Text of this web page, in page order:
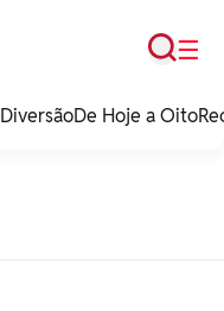
☰
Busca
DiversãoDe Hoje a Oito